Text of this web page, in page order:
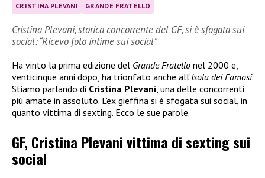
CRISTINA PLEVANI GRANDE FRATELLO
Cristina Plevani, storica concorrente del GF, si è sfogata sui
social: “Ricevo foto intime sui social”
Ha vinto la prima edizione del Grande Fratello nel 2000 e,
venticinque anni dopo, ha trionfato anche all’Isola dei Famosi.
Stiamo parlando di Cristina Plevani , una delle concorrenti
più amate in assoluto. L’ex gieffina si è sfogata sui social, in
quanto vittima di sexting. Ecco le sue parole.
GF, Cristina Plevani vittima di sexting sui
social